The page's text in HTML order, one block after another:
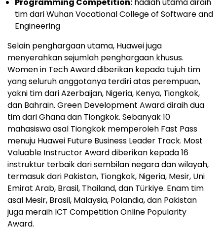
tim dari Wuhan Vocational College of Software and
Engineering
Selain penghargaan utama, Huawei juga
menyerahkan sejumlah penghargaan khusus.
Women in Tech Award diberikan kepada tujuh tim
yang seluruh anggotanya terdiri atas perempuan,
yakni tim dari Azerbaijan, Nigeria, Kenya, Tiongkok,
dan Bahrain. Green Development Award diraih dua
tim dari Ghana dan Tiongkok. Sebanyak 10
mahasiswa asal Tiongkok memperoleh Fast Pass
menuju Huawei Future Business Leader Track. Most
Valuable Instructor Award diberikan kepada 16
instruktur terbaik dari sembilan negara dan wilayah,
termasuk dari Pakistan, Tiongkok, Nigeria, Mesir, Uni
Emirat Arab, Brasil, Thailand, dan Türkiye. Enam tim
asal Mesir, Brasil, Malaysia, Polandia, dan Pakistan
juga meraih ICT Competition Online Popularity
Award.